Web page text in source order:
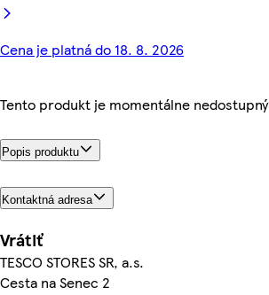
Cena je platná do 18. 8. 2026
Tento produkt je momentálne nedostupný
Popis produktu
Kontaktná adresa
Vrátiť
TESCO STORES SR, a.s.
Cesta na Senec 2